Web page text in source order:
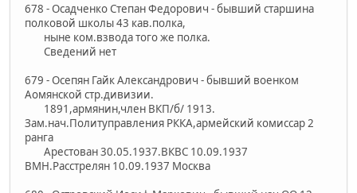
678 - Осадченко Степан Федорович - бывший старшина
полковой школы 43 кав.полка,
ныне ком.взвода того же полка.
Сведений нет
679 - Осепян Гайк Александрович - бывший военком
Аомянской стр.дивизии.
1891,армянин,член ВКП/б/ 1913.
Зам.нач.Политуправления РККА,армейский комиссар 2
ранга
Арестован 30.05.1937.ВКВС 10.09.1937
ВМН.Расстрелян 10.09.1937 Москва